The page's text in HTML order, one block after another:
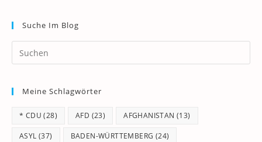
Suche Im Blog
Meine Schlagwörter
* CDU (28) AFD (23) AFGHANISTAN (13)
ASYL (37) BADEN-WÜRTTEMBERG (24)